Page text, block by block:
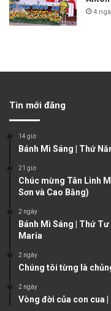
4
Tin mới đăng
14 giờ
Bánh Mì Sáng | Thứ
21 giờ
Chúc mừng Tân Linh
Sơn và Cao Bằng)
2 ngày
Bánh Mì Sáng | Thứ
Maria
2 ngày
Chúng tôi từng là
2 ngày
Vòng đời của con cua